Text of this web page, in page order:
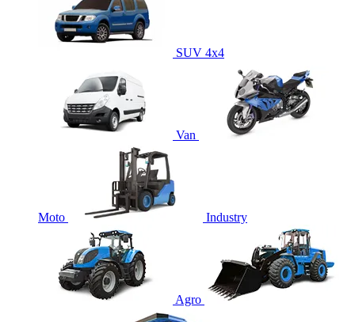
SUV 4x4
Van
Moto Industry
Agro